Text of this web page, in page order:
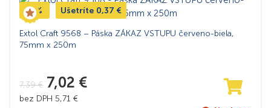
-5% Ušetríte 0,37 €
Extol Craft 9568 – Páska ZÁKAZ VSTUPU červeno-biela,
75mm x 250m
7,39€ 7,02 €
bez DPH 5,71 €